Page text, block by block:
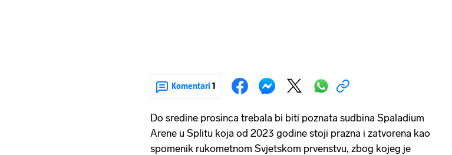
Komentari 1
Do sredine prosinca trebala bi biti poznata sudbina Spaladium
Arene u Splitu koja od 2023 godine stoji prazna i zatvorena kao
spomenik rukometnom Svjetskom prvenstvu, zbog kojeg je